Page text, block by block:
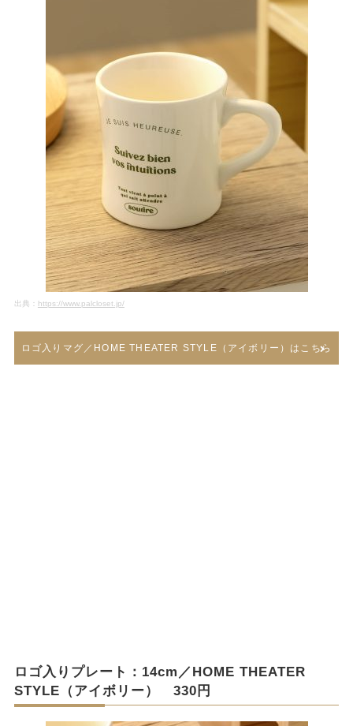
出典： https://www.palcloset.jp/
ロゴ入りマグ／HOME THEATER STYLE（アイボリー）はこちら
ロゴ入りプレート：14cm／HOME THEATER
STYLE（アイボリー） 330円